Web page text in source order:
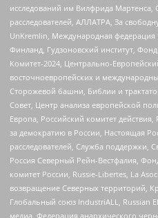
исследований им Вилфрида Мартенса,
расследователей, АЛЛАТРА, За
UnKremlin, Международная
Финланд, Гудзоновский институт,
Комитет-2024, Центрально-
восточноевропейских и
Сторожевой башни, Библии и
Совет, Центр анализа европейской
Европа, Российский комитет
за демократию в России, Настоящая
расследователей, Служба поддержки,
Россия Северный Рейн-Вестфалия,
комитет России, Russie-Libertes, La
возвращение Северных территорий,
Глобальный союз IndustriALL, Russian
медиа, Федерация анархического